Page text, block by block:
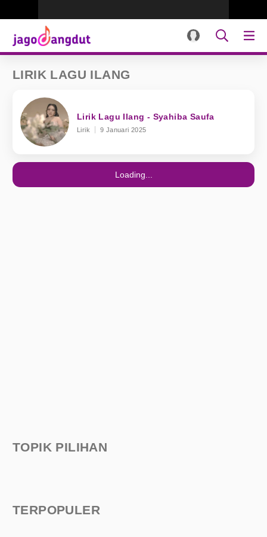
LIRIK LAGU ILANG
Lirik Lagu Ilang - Syahiba Saufa
Lirik 9 Januari 2025
Loading...
TOPIK PILIHAN
TERPOPULER